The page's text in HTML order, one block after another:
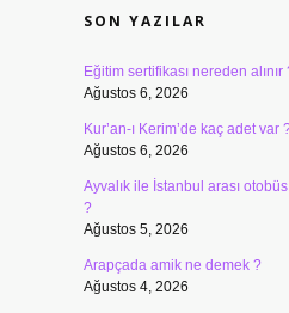
SON YAZILAR
Eğitim sertifikası nereden alınır
Ağustos 6, 2026
Kur’an-ı Kerim’de kaç adet var
Ağustos 6, 2026
Ayvalık ile İstanbul arası
?
Ağustos 5, 2026
Arapçada amik ne demek ?
Ağustos 4, 2026